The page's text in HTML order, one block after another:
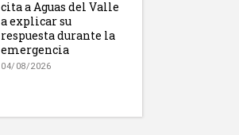
cita a Aguas del Valle
a explicar su
respuesta durante la
emergencia
04/08/2026